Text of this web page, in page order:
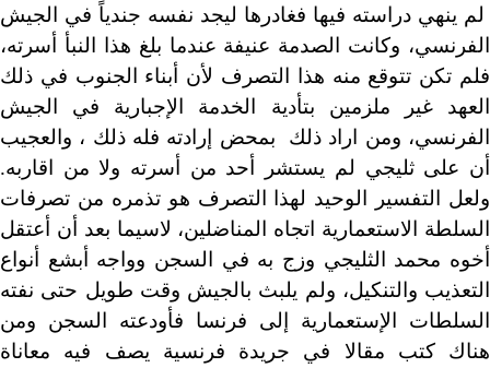
لم ينهي دراسته فيها فغادرها ليجد نفسه جندياً في الجيش
الفرنسي، وكانت الصدمة عنيفة عندما بلغ هذا النبأ أسرته،
فلم تكن تتوقع منه هذا التصرف لأن أبناء الجنوب في ذلك
العهد غير ملزمين بتأدية الخدمة الإجبارية في الجيش
الفرنسي، ومن اراد ذلك بمحض إرادته فله ذلك ، والعجيب
أن على ثليجي لم يستشر أحد من أسرته ولا من اقاربه.
ولعل التفسير الوحيد لهذا التصرف هو تذمره من تصرفات
السلطة الاستعمارية اتجاه المناضلين، لاسيما بعد أن أعتقل
أخوه محمد الثليجي وزج به في السجن وواجه أبشع أنواع
التعذيب والتنكيل، ولم يلبث بالجيش وقت طويل حتى نفته
السلطات الإستعمارية إلى فرنسا فأودعته السجن ومن
هناك كتب مقالا في جريدة فرنسية يصف فيه معاناة